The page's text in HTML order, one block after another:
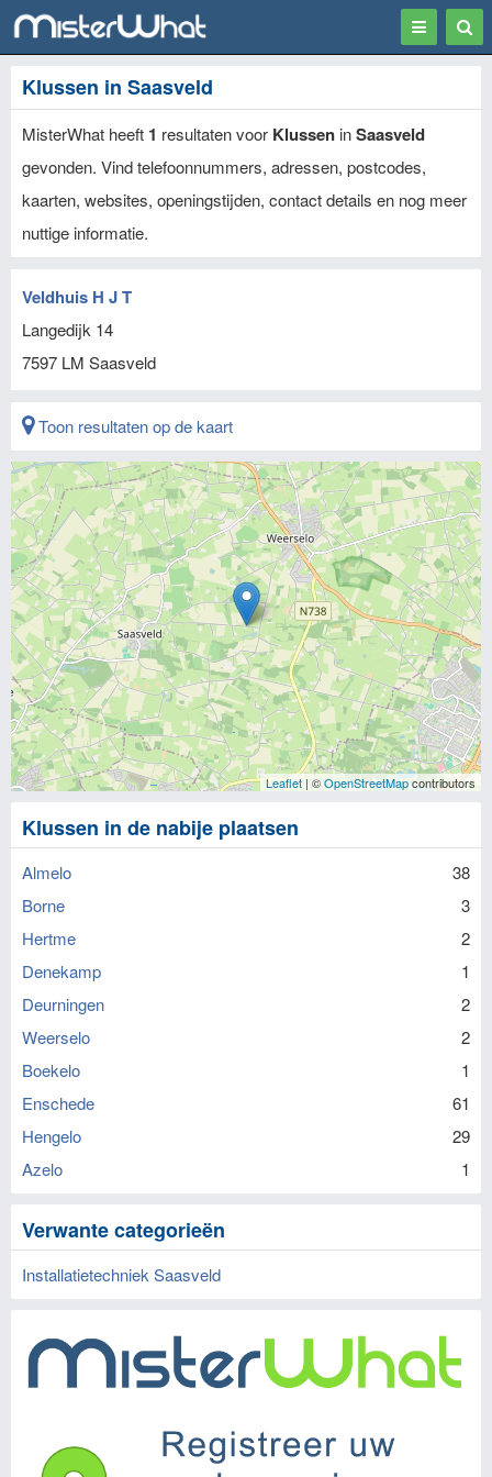
Toggle
Klussen in Saasveld
MisterWhat heeft 1 resultaten voor Klussen inSaasveld
gevonden. Vind telefoonnummers, adressen, postcodes,
kaarten, websites, openingstijden, contact details en nog meer
nuttige informatie.
Veldhuis H J T
Langedijk 14
7597 LM Saasveld
Toon resultaten op de kaart
Leaflet | ©OpenStreetMapcontributors
Klussen in de nabije plaatsen
Almelo
38
Borne
3
Hertme
2
Denekamp
1
Deurningen
2
Weerselo
2
Boekelo
1
Enschede
61
Hengelo
29
Azelo
1
Verwante categorieën
Installatietechniek Saasveld